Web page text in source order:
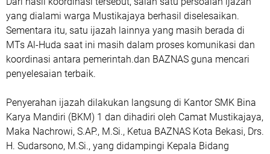
yang dialami warga Mustikajaya berhasil diselesaikan.
Sementara itu, satu ijazah lainnya yang masih berada di
MTs Al-Huda saat ini masih dalam proses komunikasi dan
koordinasi antara pemerintah.dan BAZNAS guna mencari
penyelesaian terbaik.
‎Penyerahan ijazah dilakukan langsung di Kantor SMK Bina
Karya Mandiri (BKM) 1 dan dihadiri oleh Camat Mustikajaya,
Maka Nachrowi, S.AP., M.Si., Ketua BAZNAS Kota Bekasi, Drs.
H. Sudarsono, M.Si., yang didampingi Kepala Bidang